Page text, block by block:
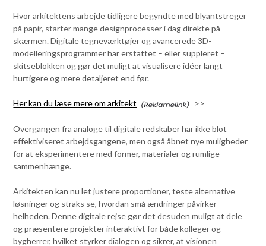
Hvor arkitektens arbejde tidligere begyndte med blyantstreger
på papir, starter mange designprocesser i dag direkte på
skærmen. Digitale tegneværktøjer og avancerede 3D-
modelleringsprogrammer har erstattet – eller suppleret –
skitseblokken og gør det muligt at visualisere idéer langt
hurtigere og mere detaljeret end før.
Her kan du læse mere om arkitekt >>
Overgangen fra analoge til digitale redskaber har ikke blot
effektiviseret arbejdsgangene, men også åbnet nye muligheder
for at eksperimentere med former, materialer og rumlige
sammenhænge.
Arkitekten kan nu let justere proportioner, teste alternative
løsninger og straks se, hvordan små ændringer påvirker
helheden. Denne digitale rejse gør det desuden muligt at dele
og præsentere projekter interaktivt for både kolleger og
bygherrer, hvilket styrker dialogen og sikrer, at visionen